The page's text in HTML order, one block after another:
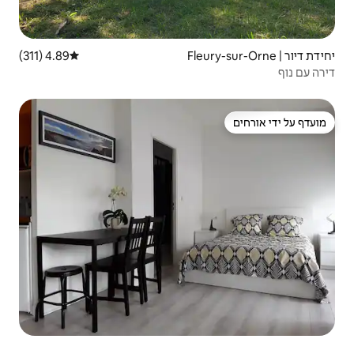
דירוג ממוצע של 4.89 מתוך 5, 311 ביקורות
4.89 (311)